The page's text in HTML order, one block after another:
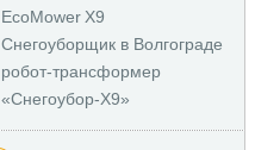
EcoMower X9
Снегоуборщик в Волгограде
робот‑трансформер
«Снегоубор‑X9»